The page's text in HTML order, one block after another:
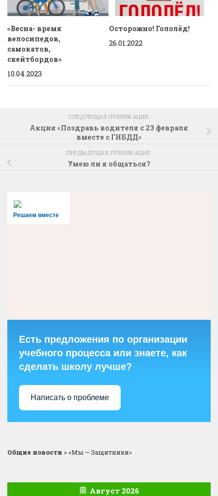
«Весна- время
велосипедов,
самокатов,
скейтбордов»
10.04.2023
Осторожно! Гололёд!
26.01.2022
СЛЕДУЮЩАЯ ПУБЛИКАЦИЯ
Акция «Поздравь водителя с 23 февраля
вместе с ГИБДД»
ПРЕДЫДУЩАЯ ПУБЛИКАЦИЯ
Умею ли я общаться?
Решаем вместе
Есть предложения по организации
учебного процесса или знаете, как
сделать школу лучше?
Написать о проблеме
Общие новости >«Мы — Защитники»
Август 2026